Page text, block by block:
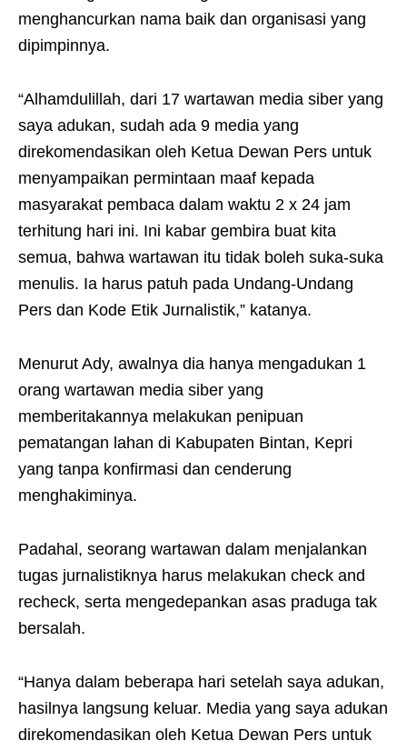
menghancurkan nama baik dan organisasi yang
dipimpinnya.
“Alhamdulillah, dari 17 wartawan media siber yang
saya adukan, sudah ada 9 media yang
direkomendasikan oleh Ketua Dewan Pers untuk
menyampaikan permintaan maaf kepada
masyarakat pembaca dalam waktu 2 x 24 jam
terhitung hari ini. Ini kabar gembira buat kita
semua, bahwa wartawan itu tidak boleh suka-suka
menulis. Ia harus patuh pada Undang-Undang
Pers dan Kode Etik Jurnalistik,” katanya.
Menurut Ady, awalnya dia hanya mengadukan 1
orang wartawan media siber yang
memberitakannya melakukan penipuan
pematangan lahan di Kabupaten Bintan, Kepri
yang tanpa konfirmasi dan cenderung
menghakiminya.
Padahal, seorang wartawan dalam menjalankan
tugas jurnalistiknya harus melakukan check and
recheck, serta mengedepankan asas praduga tak
bersalah.
“Hanya dalam beberapa hari setelah saya adukan,
hasilnya langsung keluar. Media yang saya adukan
direkomendasikan oleh Ketua Dewan Pers untuk